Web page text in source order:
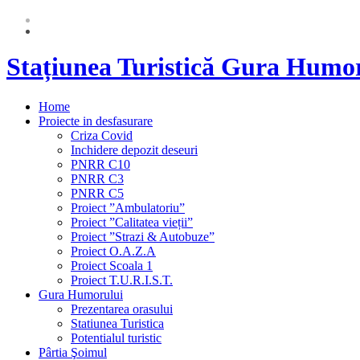
Stațiunea Turistică Gura
Home
Proiecte in desfasurare
Criza Covid
Inchidere depozit deseuri
PNRR C10
PNRR C3
PNRR C5
Proiect ”Ambulatoriu”
Proiect ”Calitatea vieții”
Proiect ”Strazi & Autobuze”
Proiect O.A.Z.A
Proiect Scoala 1
Proiect T.U.R.I.S.T.
Gura Humorului
Prezentarea orasului
Statiunea Turistica
Potentialul turistic
Pârtia Şoimul